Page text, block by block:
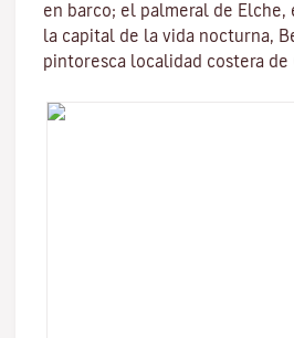
en barco; el palmeral de Elche,
la capital de la vida nocturna,
pintoresca localidad costera de